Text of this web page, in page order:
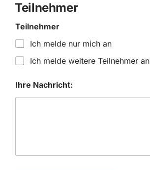
Teilnehmer
Teilnehmer
Ich melde nur mich an
Ich melde weitere Teilnehmer an
Ihre Nachricht: